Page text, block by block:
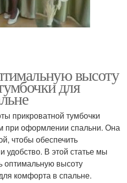
высоту
для
прикроватной тумбочки
при оформлении спальни. Она
чтобы обеспечить
В этой статье мы
оптимальную высоту
комфорта в спальне.